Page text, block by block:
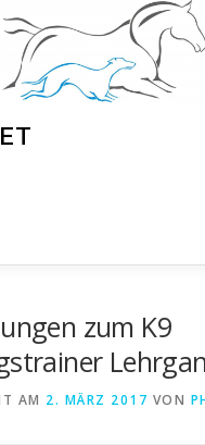
zum K9
AM 2. MÄRZ 2017 VON